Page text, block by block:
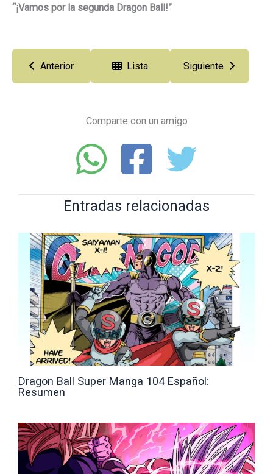
“¡Vamos por la segunda Dragon Ball!”
Anterior Lista Siguiente
Comparte con un amigo
Entradas relacionadas
Dragon Ball Super Manga 104 Español:
Resumen